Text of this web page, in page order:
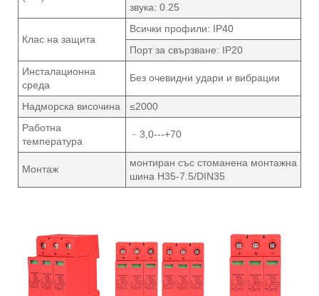
звука: 0.25
Клас на защита
Всички профили: IP40
Порт за свързване: IP20
Инсталационна
среда
Без очевидни удари и вибрации
Надморска височина
≤2000
Работна
температура
﹣3,0---+70
Монтаж
монтиран със стоманена монтажна
шина H35-7.5/DIN35